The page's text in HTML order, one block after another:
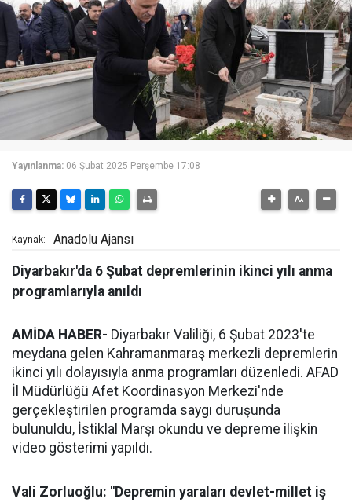
Yayınlanma: 06 Şubat 2025 Perşembe 17:08
Kaynak: Anadolu Ajansı
Diyarbakır'da 6 Şubat depremlerinin ikinci yılı anma
programlarıyla anıldı
AMİDA HABER- Diyarbakır Valiliği, 6 Şubat 2023'te
meydana gelen Kahramanmaraş merkezli depremlerin
ikinci yılı dolayısıyla anma programları düzenledi. AFAD
İl Müdürlüğü Afet Koordinasyon Merkezi'nde
gerçekleştirilen programda saygı duruşunda
bulunuldu, İstiklal Marşı okundu ve depreme ilişkin
video gösterimi yapıldı.
Vali Zorluoğlu: "Depremin yaraları devlet-millet iş